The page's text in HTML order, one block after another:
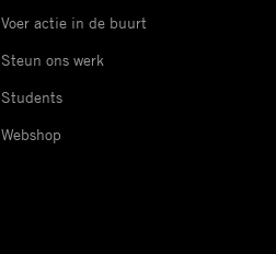
Voer actie in de buurt
Steun ons werk
Students
Webshop